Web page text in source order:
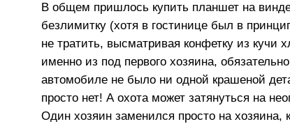
В общем пришлось купить планшет на
безлимитку (хотя в гостинице был в
не тратить, высматривая конфетку из
именно из под первого хозяина,
автомобиле не было ни одной крашеной
просто нет! А охота может затянуться на
Один хозяин заменился просто на